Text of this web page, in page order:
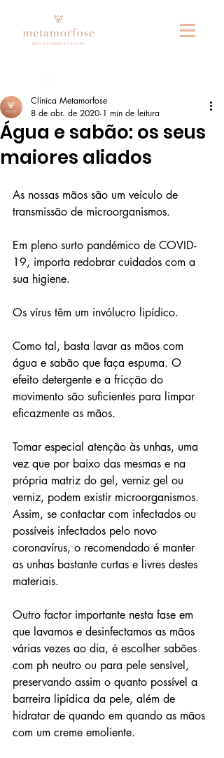
Água e sabão: os seus
maiores aliados
Clínica Metamorfose
8 de abr. de 2020 1 min de leitura
As nossas mãos são um veículo de
transmissão de microorganismos.
Em pleno surto pandémico de COVID-
19, importa redobrar cuidados com a
sua higiene.
Os vírus têm um invólucro lipídico.
Como tal, basta lavar as mãos com
água e sabão que faça espuma. O
efeito detergente e a fricção do
movimento são suficientes para limpar
eficazmente as mãos.
Tomar especial atenção às unhas, uma
vez que por baixo das mesmas e na
própria matriz do gel, verniz gel ou
verniz, podem existir microorganismos.
Assim, se contactar com infectados ou
possíveis infectados pelo novo
coronavírus, o recomendado é manter
as unhas bastante curtas e livres destes
materiais.
Outro factor importante nesta fase em
que lavamos e desinfectamos as mãos
várias vezes ao dia, é escolher sabões
com ph neutro ou para pele sensível,
preservando assim o quanto possível a
barreira lipídica da pele, além de
hidratar de quando em quando as mãos
com um creme emoliente.